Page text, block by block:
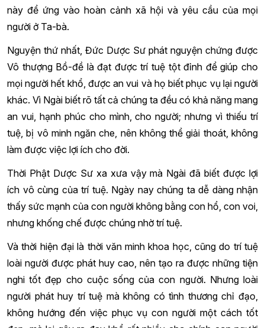
này để ứng vào hoàn cảnh xã hội và yêu cầu của mọi
người ở Ta-bà.
Nguyện thứ nhất, Đức Dược Sư phát nguyện chứng được
Vô thượng Bồ-đề là đạt được trí tuệ tột đỉnh để giúp cho
mọi người hết khổ, được an vui và họ biết phục vụ lại người
khác. Vì Ngài biết rõ tất cả chúng ta đều có khả năng mang
an vui, hạnh phúc cho mình, cho người; nhưng vì thiếu trí
tuệ, bị vô minh ngăn che, nên không thể giải thoát, không
làm được việc lợi ích cho đời.
Thời Phật Dược Sư xa xưa vậy mà Ngài đã biết được lợi
ích vô cùng của trí tuệ. Ngày nay chúng ta dễ dàng nhận
thấy sức mạnh của con người không bằng con hổ, con voi,
nhưng khống chế được chúng nhờ trí tuệ.
Và thời hiện đại là thời văn minh khoa học, cũng do trí tuệ
loài người được phát huy cao, nên tạo ra được những tiện
nghi tốt đẹp cho cuộc sống của con người. Nhưng loài
người phát huy trí tuệ mà không có tình thương chỉ đạo,
không hướng đến việc phục vụ con người một cách tốt